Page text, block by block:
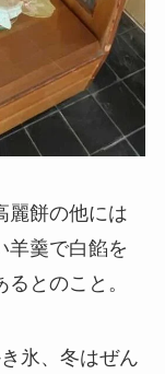
麗餅の他には
羊羹で白餡を
とのこと。
氷、冬はぜん